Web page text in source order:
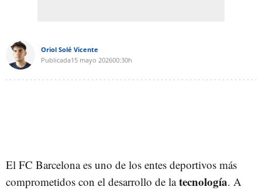
Oriol Solé Vicente
Publicada15 mayo 202600:30h
El FC Barcelona es uno de los entes deportivos más
comprometidos con el desarrollo de latecnología. A